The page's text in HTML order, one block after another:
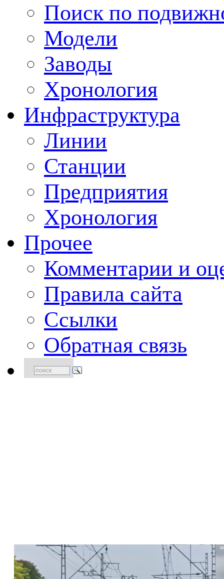
Поиск по
Модели
Заводы
Хронология
Инфраструктура
Линии
Станции
Предприятия
Хронология
Прочее
Комментарии и
Правила сайта
Ссылки
Обратная связь